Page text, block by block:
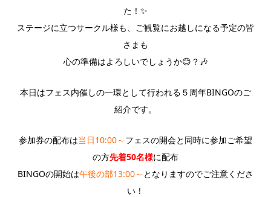
た！✨
ステージに立つサークル様も、ご観覧にお越しになる予定の皆
さまも
心の準備はよろしいでしょうか😊？🎶
本日はフェス内催しの一環として行われる５周年BINGOのご
紹介です。
参加券の配布は当日10:00～ フェスの開会と同時に参加ご希望
の方先着50名様に配布
BINGOの開始は午後の部13:00～ となりますのでご注意くださ
い！